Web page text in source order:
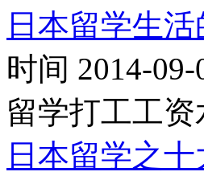
日本留学生
时间 2014-09-
留学打工工资
日本留学之